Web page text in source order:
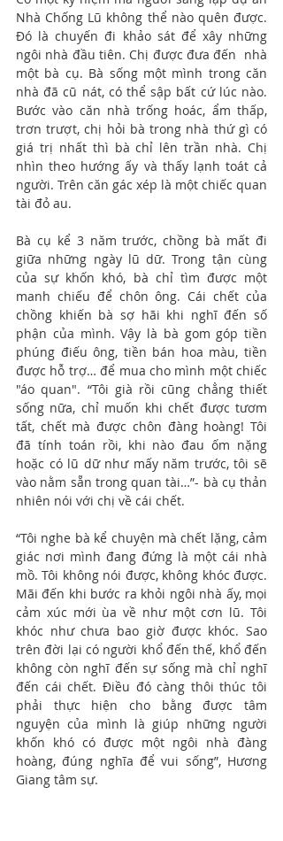
Nhà Chống Lũ không thể nào quên được.
Đó là chuyến đi khảo sát để xây những
ngôi nhà đầu tiên. Chị được đưa đến  nhà
một bà cụ. Bà sống một mình trong căn
nhà đã cũ nát, có thể sập bất cứ lúc nào.
Bước vào căn nhà trống hoác, ẩm thấp,
trơn trượt, chị hỏi bà trong nhà thứ gì có
giá trị nhất thì bà chỉ lên trần nhà. Chị
nhìn theo hướng ấy và thấy lạnh toát cả
người. Trên căn gác xép là một chiếc quan
tài đỏ au.
Bà cụ kể 3 năm trước, chồng bà mất đi
giữa những ngày lũ dữ. Trong tận cùng
của sự khốn khó, bà chỉ tìm được một
manh chiếu để chôn ông. Cái chết của
chồng khiến bà sợ hãi khi nghĩ đến số
phận của mình. Vậy là bà gom góp tiền
phúng điếu ông, tiền bán hoa màu, tiền
được hỗ trợ… để mua cho mình một chiếc
"áo quan". “Tôi già rồi cũng chẳng thiết
sống nữa, chỉ muốn khi chết được tươm
tất, chết mà được chôn đàng hoàng! Tôi
đã tính toán rồi, khi nào đau ốm nặng
hoặc có lũ dữ như mấy năm trước, tôi sẽ
vào nằm sẵn trong quan tài…”- bà cụ thản
nhiên nói với chị về cái chết.
“Tôi nghe bà kể chuyện mà chết lặng, cảm
giác nơi mình đang đứng là một cái nhà
mồ. Tôi không nói được, không khóc được.
Mãi đến khi bước ra khỏi ngôi nhà ấy, mọi
cảm xúc mới ùa về như một cơn lũ. Tôi
khóc như chưa bao giờ được khóc. Sao
trên đời lại có người khổ đến thế, khổ đến
không còn nghĩ đến sự sống mà chỉ nghĩ
đến cái chết. Điều đó càng thôi thúc tôi
phải thực hiện cho bằng được tâm
nguyện của mình là giúp những người
khốn khó có được một ngôi nhà đàng
hoàng, đúng nghĩa để vui sống”, Hương
Giang tâm sự.